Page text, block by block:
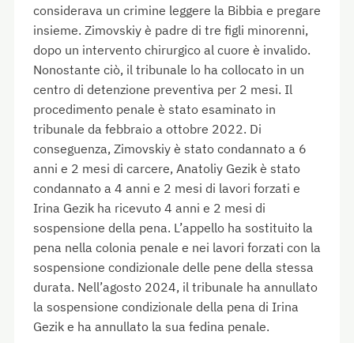
considerava un crimine leggere la Bibbia e pregare
insieme. Zimovskiy è padre di tre figli minorenni,
dopo un intervento chirurgico al cuore è invalido.
Nonostante ciò, il tribunale lo ha collocato in un
centro di detenzione preventiva per 2 mesi. Il
procedimento penale è stato esaminato in
tribunale da febbraio a ottobre 2022. Di
conseguenza, Zimovskiy è stato condannato a 6
anni e 2 mesi di carcere, Anatoliy Gezik è stato
condannato a 4 anni e 2 mesi di lavori forzati e
Irina Gezik ha ricevuto 4 anni e 2 mesi di
sospensione della pena. L’appello ha sostituito la
pena nella colonia penale e nei lavori forzati con la
sospensione condizionale delle pene della stessa
durata. Nell’agosto 2024, il tribunale ha annullato
la sospensione condizionale della pena di Irina
Gezik e ha annullato la sua fedina penale.